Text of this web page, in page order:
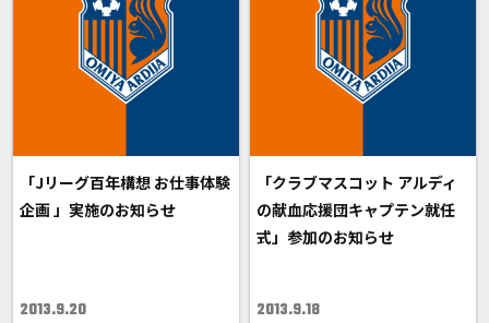
「Jリーグ百年構想 お仕事体験
企画 」実施のお知らせ
2013.9.20
「クラブマスコット アルディ
の献血応援団キャプテン就任
式」参加のお知らせ
2013.9.18